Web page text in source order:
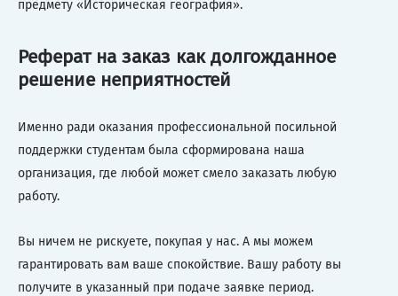
предмету «Историческая география».
Реферат на заказ как долгожданное
решение неприятностей
Именно ради оказания профессиональной посильной
поддержки студентам была сформирована наша
организация, где любой может смело заказать любую
работу.
Вы ничем не рискуете, покупая у нас. А мы можем
гарантировать вам ваше спокойствие. Вашу работу вы
получите в указанный при подаче заявке период.